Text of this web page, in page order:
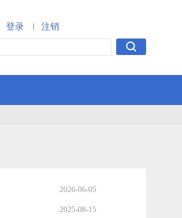
登录 | 注销
2026-06-05
2025-08-15